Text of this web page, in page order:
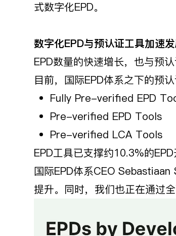
式数字化EPD。
数字化EPD与预认证工具加速
EPD数量的快速增长，也与预
目前，国际EPD体系之下的预认
Fully Pre-verified EPD
Pre-verified EPD Tools
Pre-verified LCA Tools
EPD工具已支撑约10.3%的
国际EPD体系CEO
提升。同时，我们也正在通过